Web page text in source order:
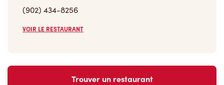
(902) 434-8256
VOIR LE RESTAURANT
Trouver un restaurant